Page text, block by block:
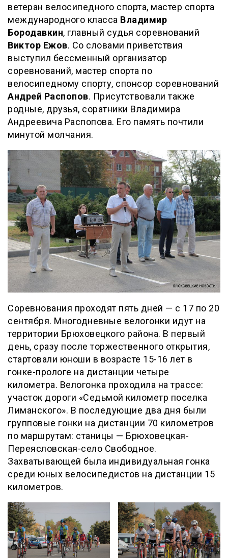
ветеран велосипедного спорта, мастер спорта
международного класса Владимир
Бородавкин, главный судья соревнований
Виктор Ежов. Со словами приветствия
выступил бессменный организатор
соревнований, мастер спорта по
велосипедному спорту, спонсор соревнований
Андрей Распопов. Присутствовали также
родные, друзья, соратники Владимира
Андреевича Распопова. Его память почтили
минутой молчания.
Соревнования проходят пять дней — с 17 по 20
сентября. Многодневные велогонки идут на
территории Брюховецкого района. В первый
день, сразу после торжественного открытия,
стартовали юноши в возрасте 15-16 лет в
гонке-прологе на дистанции четыре
километра. Велогонка проходила на трассе:
участок дороги «Седьмой километр поселка
Лиманского». В последующие два дня были
групповые гонки на дистанции 70 километров
по маршрутам: станицы — Брюховецкая-
Переясловская-село Свободное.
Захватывающей была индивидуальная гонка
среди юных велосипедистов на дистанции 15
километров.